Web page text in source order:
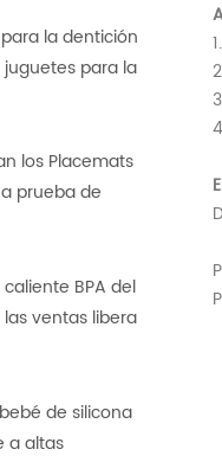
la dentición
para la
los Placemats
prueba de
BPA del
ventas libera
libre del PVC
de silicona
a altas